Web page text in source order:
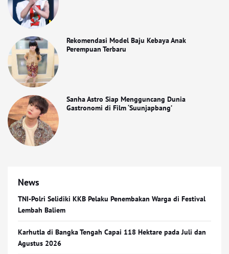
Rekomendasi Model Baju Kebaya Anak
Perempuan Terbaru
Sanha Astro Siap Mengguncang Dunia
Gastronomi di Film ‘Suunjapbang’
News
TNI-Polri Selidiki KKB Pelaku Penembakan Warga di Festival
Lembah Baliem
Karhutla di Bangka Tengah Capai 118 Hektare pada Juli dan
Agustus 2026